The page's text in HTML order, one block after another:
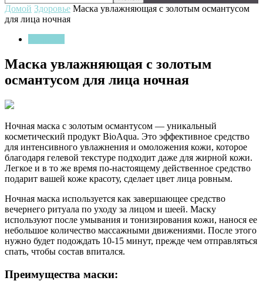
Домой Здоровье Маска увлажняющая с золотым османтусом
для лица ночная
Маска увлажняющая с золотым
османтусом для лица ночная
Ночная маска с золотым османтусом — уникальный
косметический продукт BioAqua. Это эффективное средство
для интенсивного увлажнения и омоложения кожи, которое
благодаря гелевой текстуре подходит даже для жирной кожи.
Легкое и в то же время по-настоящему действенное средство
подарит вашей коже красоту, сделает цвет лица ровным.
Ночная маска используется как завершающее средство
вечернего ритуала по уходу за лицом и шеей. Маску
используют после умывания и тонизирования кожи, нанося ее
небольшое количество массажными движениями. После этого
нужно будет подождать 10-15 минут, прежде чем отправляться
спать, чтобы состав впитался.
Преимущества маски: